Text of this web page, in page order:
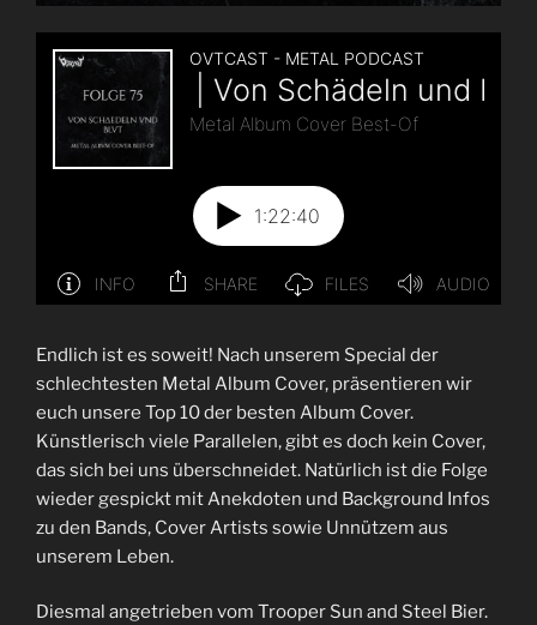
Endlich ist es soweit! Nach unserem Special der
schlechtesten Metal Album Cover, präsentieren wir
euch unsere Top 10 der besten Album Cover.
Künstlerisch viele Parallelen, gibt es doch kein Cover,
das sich bei uns überschneidet. Natürlich ist die Folge
wieder gespickt mit Anekdoten und Background Infos
zu den Bands, Cover Artists sowie Unnützem aus
unserem Leben.
Diesmal angetrieben vom Trooper Sun and Steel Bier.